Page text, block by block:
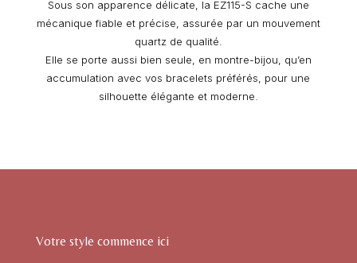
Sous son apparence délicate, la EZ115-S cache une
mécanique fiable et précise, assurée par un mouvement
quartz de qualité.
Elle se porte aussi bien seule, en montre-bijou, qu’en
accumulation avec vos bracelets préférés, pour une
silhouette élégante et moderne.
Votre style commence ici